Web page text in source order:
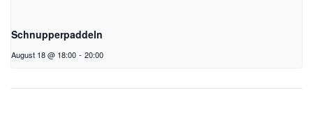
Schnupperpaddeln
August 18 @ 18:00 - 20:00